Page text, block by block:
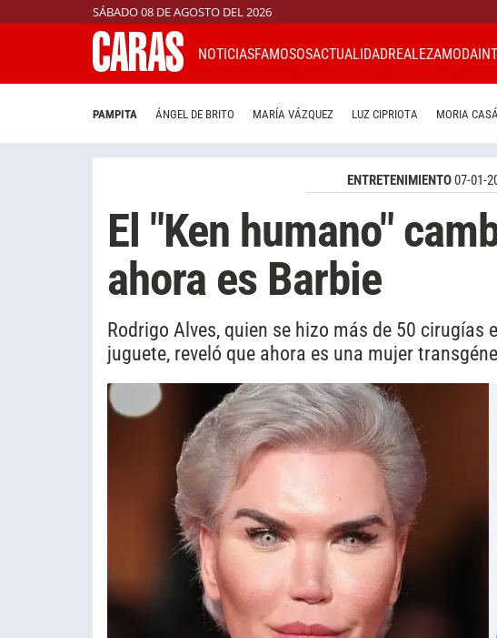
SÁBADO 08 DE AGOSTO DEL 2026
NOTICIASFAMOSOSACTUALIDADREALEZAMODA
PAMPITA ÁNGEL DE BRITO MARÍA VÁZQUEZ LUZ CIPRIOTA MORIA
ENTRETENIMIENTO07-01-
El "Ken humano"
ahora es Barbie
Rodrigo Alves, quien se hizo más de 50
juguete, reveló que ahora es una mujer